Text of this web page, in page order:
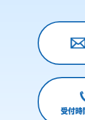
受付